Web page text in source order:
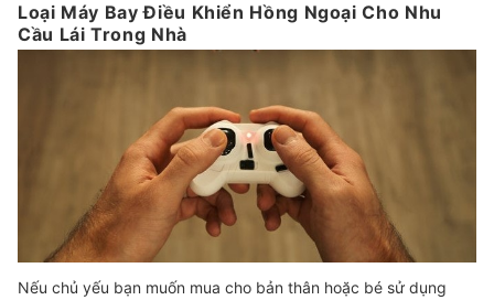
Loại Máy Bay Điều Khiển Hồng Ngoại Cho Nhu
Cầu Lái Trong Nhà
Nếu chủ yếu bạn muốn mua cho bản thân hoặc bé sử dụng